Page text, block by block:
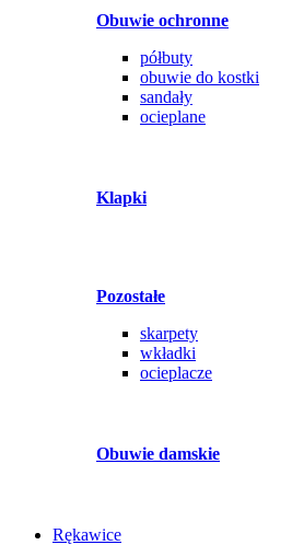
Obuwie ochronne
półbuty
obuwie do kostki
sandały
ocieplane
Klapki
Pozostałe
skarpety
wkładki
ocieplacze
Obuwie damskie
Rękawice